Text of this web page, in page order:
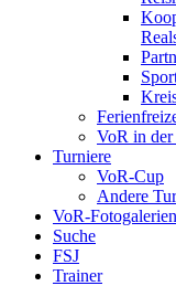
VoR in der
Turniere
VoR-Cup
Andere
VoR-Fotogalerien
Suche
FSJ
Trainer